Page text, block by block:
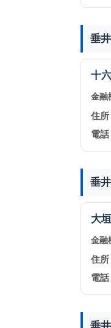
垂
十
金融
住所
電話
垂
大
金融
住所
電話
垂